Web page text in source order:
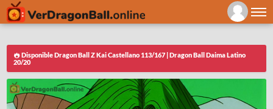
Disponible Dragon Ball Z Kai Castellano 113/167 | Dragon Ball Daima Latino
20/20